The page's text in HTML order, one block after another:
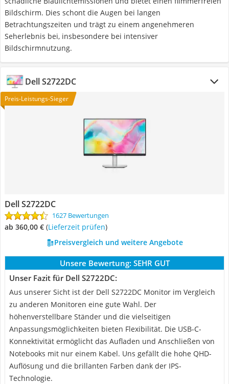
Bildschirm. Dies schont die Augen bei langen
Betrachtungszeiten und trägt zu einem angenehmeren
Seherlebnis bei, insbesondere bei intensiver
Bildschirmnutzung.
Dell S2722DC
Preis-Leistungs-Sieger
Dell S2722DC
1627 Bewertungen
ab 360,00 € (Lieferzeit prüfen)
Preisvergleich und weitere Angebote
Unsere Bewertung: SEHR GUT
Unser Fazit für Dell S2722DC:
Aus unserer Sicht ist der Dell S2722DC Monitor im Vergleich
zu anderen Monitoren eine gute Wahl. Der
höhenverstellbare Ständer und die vielseitigen
Anpassungsmöglichkeiten bieten Flexibilität. Die USB-C-
Konnektivität ermöglicht das Aufladen und Anschließen von
Notebooks mit nur einem Kabel. Uns gefällt die hohe QHD-
Auflösung und die brillanten Farben dank der IPS-
Technologie.